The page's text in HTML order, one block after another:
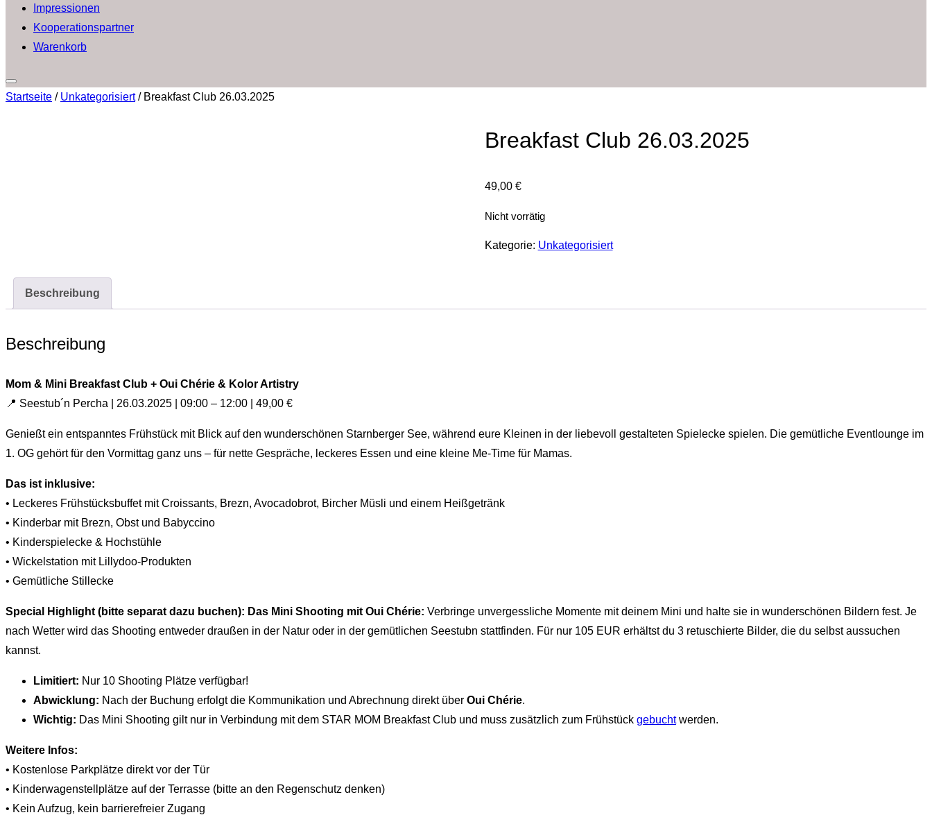
Impressionen
Kooperationspartner
Warenkorb
Seitenleiste
Startseite / Unkategorisiert/ Breakfast Club 26.03.2025
Breakfast Club 26.03.2025
49,00 €
Nicht vorrätig
Kategorie: Unkategorisiert
Beschreibung
Beschreibung
Mom & Mini Breakfast Club + Oui Chérie & Kolor Artistry
📍 Seestub´n Percha | 26.03.2025 | 09:00 – 12:00 | 49,00 €
Genießt ein entspanntes Frühstück mit Blick auf den wunderschönen Starnberger See, während eure Kleinen in der liebevoll gestalteten Spielecke spielen. Die gemütliche Eventlounge im
1. OG gehört für den Vormittag ganz uns – für nette Gespräche, leckeres Essen und eine kleine Me-Time für Mamas.
Das ist inklusive:
• Leckeres Frühstücksbuffet mit Croissants, Brezn, Avocadobrot, Bircher Müsli und einem Heißgetränk
• Kinderbar mit Brezn, Obst und Babyccino
• Kinderspielecke & Hochstühle
• Wickelstation mit Lillydoo-Produkten
• Gemütliche Stillecke
Special Highlight (bitte separat dazu buchen): Das Mini Shooting mit Oui Chérie: Verbringe unvergessliche Momente mit deinem Mini und halte sie in wunderschönen Bildern fest. Je
nach Wetter wird das Shooting entweder draußen in der Natur oder in der gemütlichen Seestubn stattfinden. Für nur 105 EUR erhältst du 3 retuschierte Bilder, die du selbst aussuchen
kannst.
Limitiert: Nur 10 Shooting Plätze verfügbar!
Abwicklung: Nach der Buchung erfolgt die Kommunikation und Abrechnung direkt über Oui Chérie.
Wichtig: Das Mini Shooting gilt nur in Verbindung mit dem STAR MOM Breakfast Club und muss zusätzlich zum Frühstück gebuchtwerden.
Weitere Infos:
• Kostenlose Parkplätze direkt vor der Tür
• Kinderwagenstellplätze auf der Terrasse (bitte an den Regenschutz denken)
• Kein Aufzug, kein barrierefreier Zugang